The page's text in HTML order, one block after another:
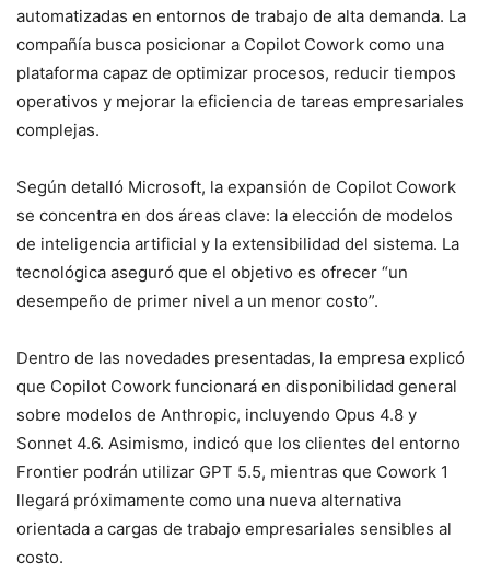
automatizadas en entornos de trabajo de alta demanda. La
compañía busca posicionar a Copilot Cowork como una
plataforma capaz de optimizar procesos, reducir tiempos
operativos y mejorar la eficiencia de tareas empresariales
complejas.
Según detalló Microsoft, la expansión de Copilot Cowork
se concentra en dos áreas clave: la elección de modelos
de inteligencia artificial y la extensibilidad del sistema. La
tecnológica aseguró que el objetivo es ofrecer “un
desempeño de primer nivel a un menor costo”.
Dentro de las novedades presentadas, la empresa explicó
que Copilot Cowork funcionará en disponibilidad general
sobre modelos de Anthropic, incluyendo Opus 4.8 y
Sonnet 4.6. Asimismo, indicó que los clientes del entorno
Frontier podrán utilizar GPT 5.5, mientras que Cowork 1
llegará próximamente como una nueva alternativa
orientada a cargas de trabajo empresariales sensibles al
costo.